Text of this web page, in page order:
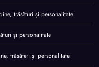
trăsături și personalitate
și personalitate
trăsături și personalitate